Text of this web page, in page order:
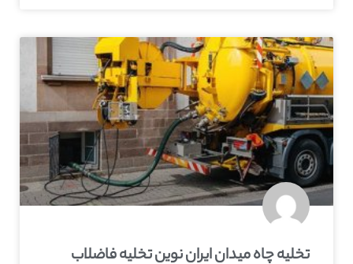
تخلیه چاه میدان ایران نوین تخلیه فاضلاب